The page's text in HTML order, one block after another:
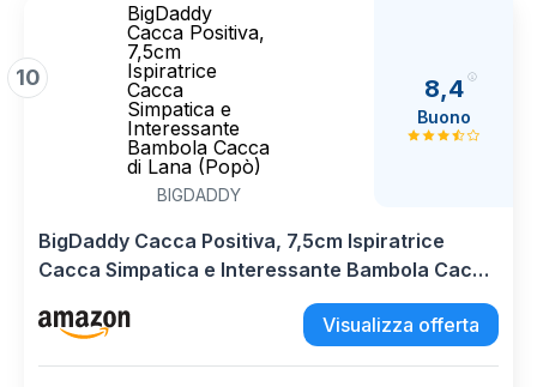
10
BigDaddy
Cacca Positiva,
7,5cm
Ispiratrice
Cacca
Simpatica e
Interessante
Bambola Cacca
di Lana (Popò)
BIGDADDY
8,4
Buono
BigDaddy Cacca Positiva, 7,5cm Ispiratrice
Cacca Simpatica e Interessante Bambola Cacca
Visualizza offerta